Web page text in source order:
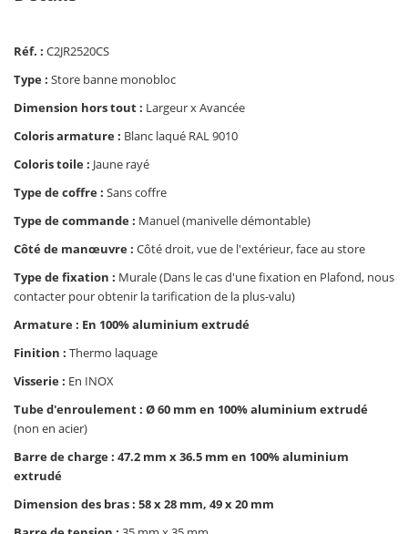
Réf. : C2JR2520CS
Type : Store banne monobloc
Dimension hors tout : Largeur x Avancée
Coloris armature : Blanc laqué RAL 9010
Coloris toile : Jaune rayé
Type de coffre : Sans coffre
Type de commande : Manuel (manivelle démontable)
Côté de manœuvre : Côté droit, vue de l'extérieur, face au store
Type de fixation : Murale (Dans le cas d'une fixation en Plafond, nous
contacter pour obtenir la tarification de la plus-valu)
Armature : En 100% aluminium extrudé
Finition : Thermo laquage
Visserie : En INOX
Tube d'enroulement : Ø 60 mm en 100% aluminium extrudé
(non en acier)
Barre de charge : 47.2 mm x 36.5 mm en 100% aluminium
extrudé
Dimension des bras : 58 x 28 mm, 49 x 20 mm